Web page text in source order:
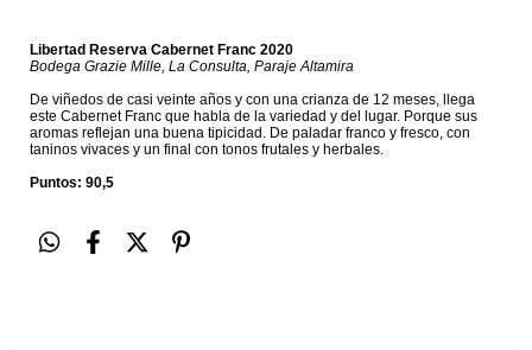
Libertad Reserva Cabernet Franc 2020
Bodega Grazie Mille, La Consulta, Paraje Altamira
De viñedos de casi veinte años y con una crianza de 12 meses, llega
este Cabernet Franc que habla de la variedad y del lugar. Porque sus
aromas reflejan una buena tipicidad. De paladar franco y fresco, con
taninos vivaces y un final con tonos frutales y herbales.
Puntos: 90,5